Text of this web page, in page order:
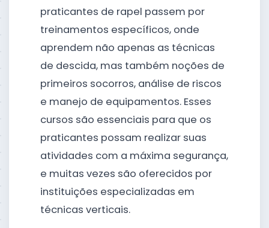
praticantes de rapel passem por
treinamentos específicos, onde
aprendem não apenas as técnicas
de descida, mas também noções de
primeiros socorros, análise de riscos
e manejo de equipamentos. Esses
cursos são essenciais para que os
praticantes possam realizar suas
atividades com a máxima segurança,
e muitas vezes são oferecidos por
instituições especializadas em
técnicas verticais.